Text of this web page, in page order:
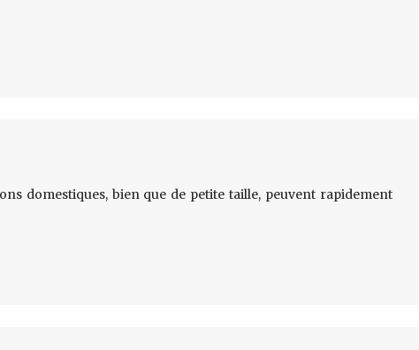
domestiques, bien que de petite taille, peuvent rapidement